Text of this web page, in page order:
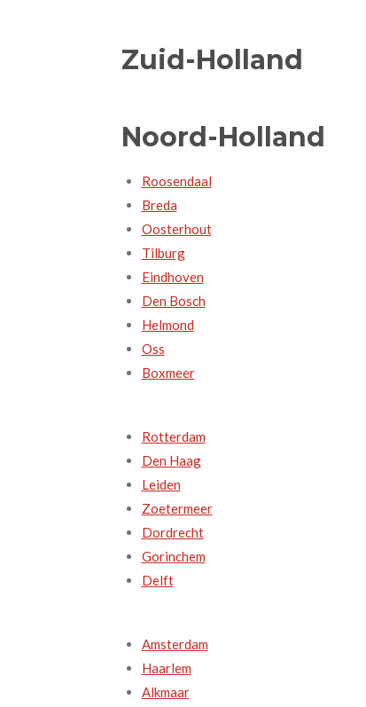
Zuid-Holland
Noord-Holland
Roosendaal
Breda
Oosterhout
Tilburg
Eindhoven
Den Bosch
Helmond
Oss
Boxmeer
Rotterdam
Den Haag
Leiden
Zoetermeer
Dordrecht
Gorinchem
Delft
Amsterdam
Haarlem
Alkmaar